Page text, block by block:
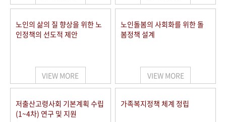
노인의 삶의 질 향상을 위한 노
인정책의 선도적 제안
VIEW MORE
노인돌봄의 사회화를 위한 돌
봄정책 설계
VIEW MORE
저출산고령사회 기본계획 수립
(1~4차) 연구 및 지원
가족복지정책 체계 정립